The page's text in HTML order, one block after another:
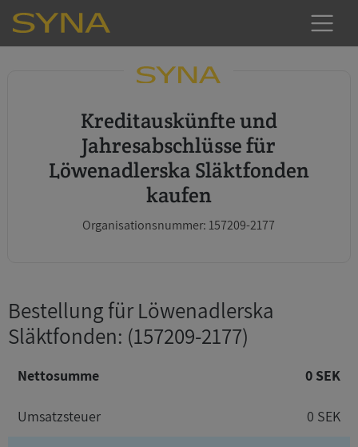
Kreditauskünfte und
Jahresabschlüsse für
Löwenadlerska Släktfonden
kaufen
Organisationsnummer: 157209-2177
Bestellung für Löwenadlerska
Släktfonden: (157209-2177)
Nettosumme 0 SEK
Umsatzsteuer 0 SEK